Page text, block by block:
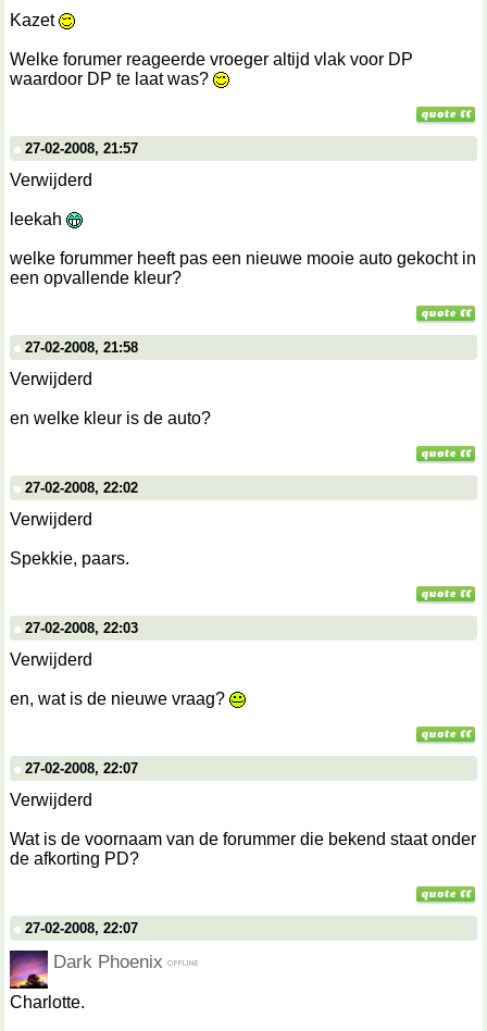
Kazet
Welke forumer reageerde vroeger altijd vlak voor DP
waardoor DP te laat was?
27-02-2008, 21:57
Verwijderd
leekah
welke forummer heeft pas een nieuwe mooie auto gekocht in
een opvallende kleur?
27-02-2008, 21:58
Verwijderd
en welke kleur is de auto?
27-02-2008, 22:02
Verwijderd
Spekkie, paars.
27-02-2008, 22:03
Verwijderd
en, wat is de nieuwe vraag?
27-02-2008, 22:07
Verwijderd
Wat is de voornaam van de forummer die bekend staat onder
de afkorting PD?
27-02-2008, 22:07
Dark Phoenix
Charlotte.